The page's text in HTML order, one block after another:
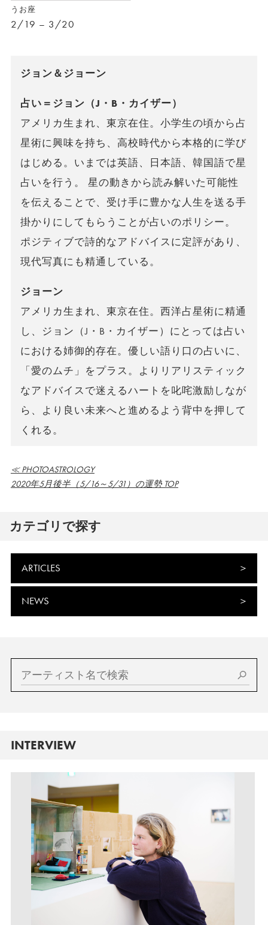
うお座
2/19 – 3/20
ジョン＆ジョーン
占い＝ジョン（J・B・カイザー）
アメリカ生まれ、東京在住。小学生の頃から占
星術に興味を持ち、高校時代から本格的に学び
はじめる。いまでは英語、日本語、韓国語で星
占いを行う。 星の動きから読み解いた可能性
を伝えることで、受け手に豊かな人生を送る手
掛かりにしてもらうことが占いのポリシー。
ポジティブで詩的なアドバイスに定評があり、
現代写真にも精通している。
ジョーン
アメリカ生まれ、東京在住。西洋占星術に精通
し、ジョン（J・B・カイザー）にとっては占い
における姉御的存在。優しい語り口の占いに、
「愛のムチ」をプラス。よりリアリスティック
なアドバイスで迷えるハートを叱咤激励しなが
ら、より良い未来へと進めるよう背中を押して
くれる。
≪ PHOTOASTROLOGY
2020年5月後半（5/16～5/31）の運勢 TOP
カテゴリで探す
ARTICLES
NEWS
INTERVIEW